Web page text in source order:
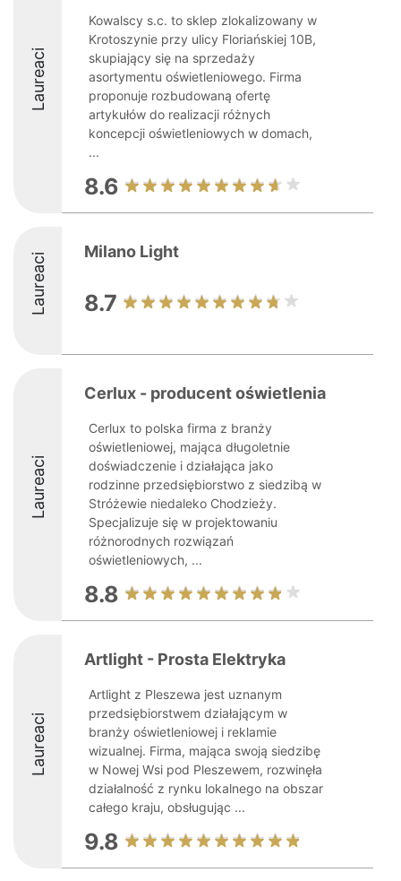
Laureaci
Kowalscy s.c. to sklep zlokalizowany w
Krotoszynie przy ulicy Floriańskiej 10B,
skupiający się na sprzedaży
asortymentu oświetleniowego. Firma
proponuje rozbudowaną ofertę
artykułów do realizacji różnych
koncepcji oświetleniowych w domach,
...
8.6
Laureaci Milano Light
8.7
Laureaci
Cerlux - producent oświetlenia
Cerlux to polska firma z branży
oświetleniowej, mająca długoletnie
doświadczenie i działająca jako
rodzinne przedsiębiorstwo z siedzibą w
Stróżewie niedaleko Chodzieży.
Specjalizuje się w projektowaniu
różnorodnych rozwiązań
oświetleniowych, ...
8.8
Laureaci
Artlight - Prosta Elektryka
Artlight z Pleszewa jest uznanym
przedsiębiorstwem działającym w
branży oświetleniowej i reklamie
wizualnej. Firma, mająca swoją siedzibę
w Nowej Wsi pod Pleszewem, rozwinęła
działalność z rynku lokalnego na obszar
całego kraju, obsługując ...
9.8